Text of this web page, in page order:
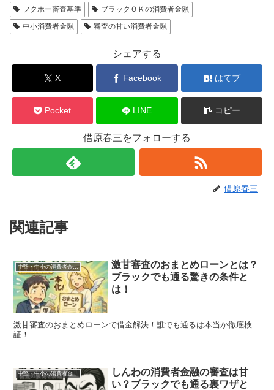
フクホー審査基準
ブラックＯＫの消費者金融
中小消費者金融
審査の甘い消費者金融
シェアする
X Facebook はてブ
Pocket LINE コピー
借原春三をフォローする
借原春三
関連記事
中堅・中小の消費者金融一覧
激甘審査のおまとめローンとは？
ブラックでも通る驚きの条件と
は！
激甘審査のおまとめローンで借金解決！誰でも通るは本当か徹底検
証！
中堅・中小の消費者金融一覧
しんわの消費者金融の審査は甘
い？ブラックでも通る裏ワザと